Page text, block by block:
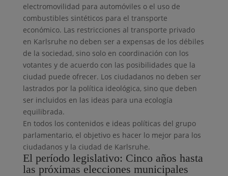
electromovilidad para automóviles o el uso de
combustibles sintéticos para el transporte
económico. Las restricciones al transporte privado
en Karlsruhe no deben ser a expensas de los débiles
de la sociedad, sino solo en coordinación con los
votantes y de acuerdo con las posibilidades que la
ciudad puede ofrecer. Los ciudadanos no deben ser
lastrados por la política ideológica, sino que deben
ser incluidos en las ideas para una ecología
equilibrada.
En todos los contenidos e ideas políticas del grupo
parlamentario, el objetivo es hacer lo mejor para los
ciudadanos y la ciudad de Karlsruhe.
El período legislativo: Cinco años hasta
las próximas elecciones municipales